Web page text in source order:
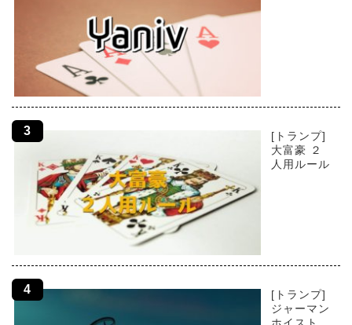
[トランプ]
大富豪 ２
人用ルール
[トランプ]
ジャーマン
ホイスト